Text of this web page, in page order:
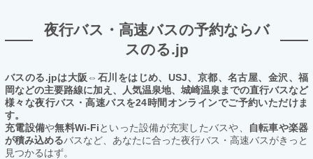
夜行バス・高速バスの予約ならバ
スのる.jp
バスのる.jpは大阪⇔石川をはじめ、USJ、京都、名古屋、金沢、福
岡などの主要路線に加え、人気温泉地、城崎温泉までの直行バスなど
様々な夜行バス・高速バスを24時間オンラインでご予約いただけま
す。
充電設備や無料Wi-Fiといった設備が充実したバスや、
自転車や楽器
が積み込めるバスなど、あなたに合った夜行バス・高速バスがきっと
見つかるはず。